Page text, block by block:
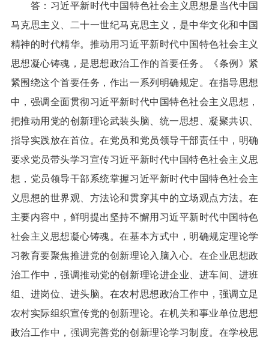
答：习近平新时代中国特色社会主义思想是当代中国
马克思主义、二十一世纪马克思主义，是中华文化和中国
精神的时代精华。推动用习近平新时代中国特色社会主义
思想凝心铸魂，是思想政治工作的首要任务。《条例》紧
紧围绕这个首要任务，作出一系列明确规定。在指导思想
中，强调全面贯彻习近平新时代中国特色社会主义思想，
把推动用党的创新理论武装头脑、统一思想、凝聚共识、
指导实践放在首位。在党员和党员领导干部责任中，明确
要求党员带头学习宣传习近平新时代中国特色社会主义思
想，党员领导干部系统掌握习近平新时代中国特色社会主
义思想的世界观、方法论和贯穿其中的立场观点方法。在
主要内容中，鲜明提出坚持不懈用习近平新时代中国特色
社会主义思想凝心铸魂。在基本方式中，明确规定理论学
习教育要聚焦推进党的创新理论入脑入心。在企业思想政
治工作中，强调推动党的创新理论进企业、进车间、进班
组、进岗位、进头脑。在农村思想政治工作中，强调立足
农村实际组织宣传党的创新理论。在机关和事业单位思想
政治工作中，强调完善党的创新理论学习制度。在学校思